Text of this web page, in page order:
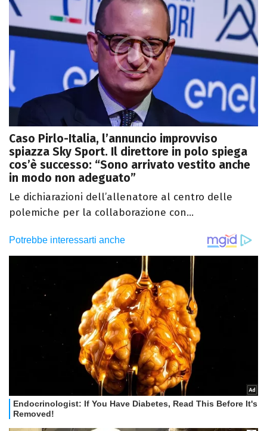
Caso Pirlo-Italia, l’annuncio improvviso
spiazza Sky Sport. Il direttore in polo spiega
cos’è successo: “Sono arrivato vestito anche
in modo non adeguato”
Le dichiarazioni dell’allenatore al centro delle
polemiche per la collaborazione con...